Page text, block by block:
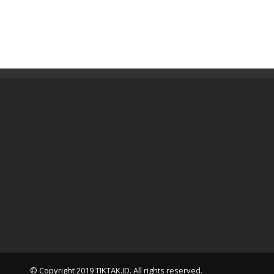
© Copyright 2019TIKTAK.ID. All rights reserved.